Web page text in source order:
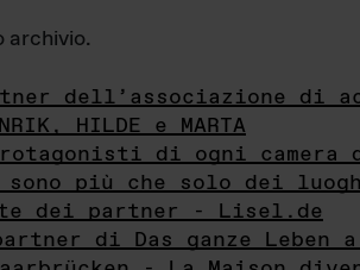
archivio.
dell’associazione di
HILDE e MARTA
protagonisti di ogni
sono più che solo dei
dei partner - Lisel.de
di Das ganze Leben a